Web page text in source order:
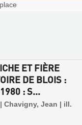
ET FIÈRE
DE BLOIS :
: S...
Chavigny, Jean | ill.